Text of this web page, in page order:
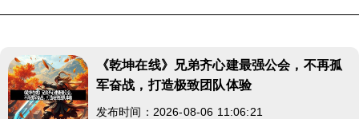
《乾坤在线》兄弟齐心建最强公会，不再孤
军奋战，打造极致团队体验
发布时间：2026-08-06 11:06:21